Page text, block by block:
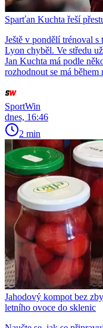
Sparťan Kuchta řeší
Ještě v pondělí trénoval
Lyon chyběl. Ve středu
Jan Kuchta má podle
rozhodnout se má
SportWin
dnes, 16:46
2 min
Jahodový kompot bez
letního ovoce do sklenic